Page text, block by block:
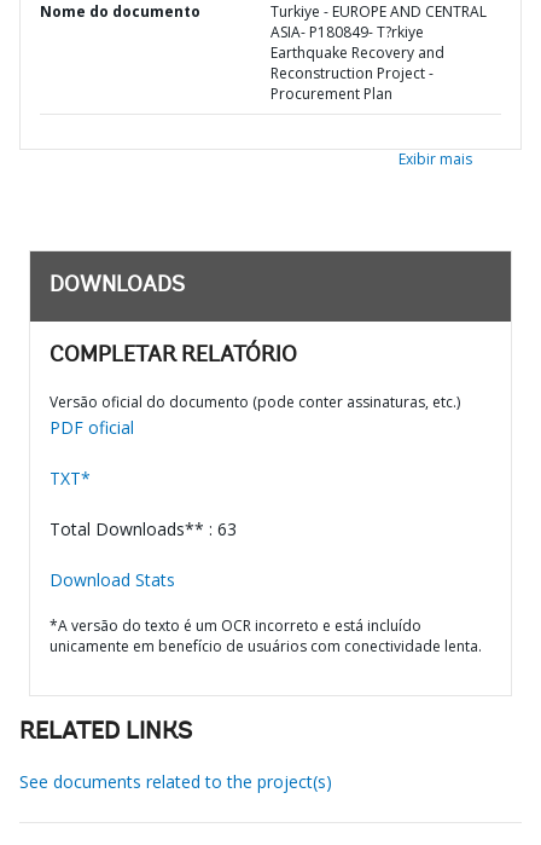
Nome do documento
Turkiye - EUROPE AND CENTRAL
ASIA- P180849- T?rkiye
Earthquake Recovery and
Reconstruction Project -
Procurement Plan
Exibir mais
DOWNLOADS
COMPLETAR RELATÓRIO
Versão oficial do documento (pode conter assinaturas, etc.)
PDF oficial
TXT*
Total Downloads** : 63
Download Stats
*A versão do texto é um OCR incorreto e está incluído
unicamente em benefício de usuários com conectividade lenta.
RELATED LINKS
See documents related to the project(s)